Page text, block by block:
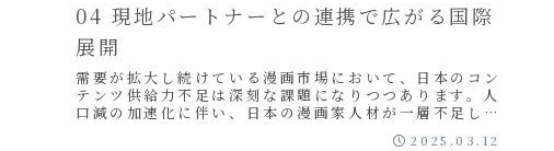
04 現地パートナーとの連携で広がる国際
展開
需要が拡大し続けている漫画市場において、日本のコン
テンツ供給力不足は深刻な課題になりつつあります。人
口減の加速化に伴い、日本の漫画家人材が一層不足して
いくことが予想される中で、頼もしいパートナーとな
2025.03.12